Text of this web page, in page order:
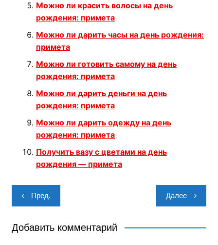
Можно ли красить волосы на день
рождения: примета
Можно ли дарить часы на день рождения:
примета
Можно ли готовить самому на день
рождения: примета
Можно ли дарить деньги на день
рождения: примета
Можно ли дарить одежду на день
рождения: примета
Получить вазу с цветами на день
рождения — примета
Навигация
по
записям
Пред. Далее
Добавить комментарий